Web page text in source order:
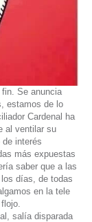
fin. Se anuncia
estamos de lo
Cardenal ha
al ventilar su
interés
más expuestas
saber que a las
días, de todas
en la tele
salía disparada